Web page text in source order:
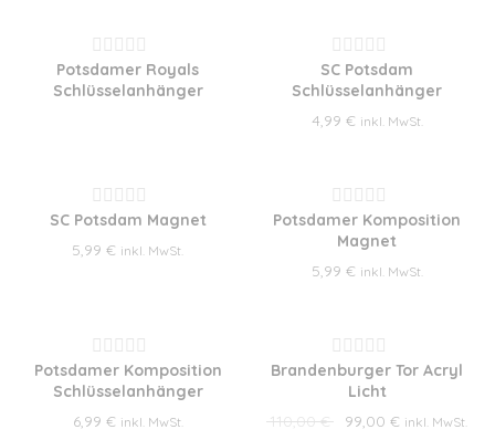
Bewertet
mit
5
Potsdamer Royals
Schlüsselanhänger
Bewertet
mit
0
5
SC Potsdam
Schlüsselanhänger
4,99 € inkl. MwSt.
Bewertet
mit
5
SC Potsdam Magnet
5,99€ inkl. MwSt.
Bewertet
mit
0
5
Potsdamer Komposition
Magnet
5,99 € inkl. MwSt.
Bewertet
mit
0
Potsdamer Komposition
Schlüsselanhänger
6,99 € inkl. MwSt.
ANGEBOT!
Bewertet
mit
Brandenburger Tor Acryl
Licht
110,00€ Ursprünglicher Preis
99,00€ Aktueller
inkl. MwSt.